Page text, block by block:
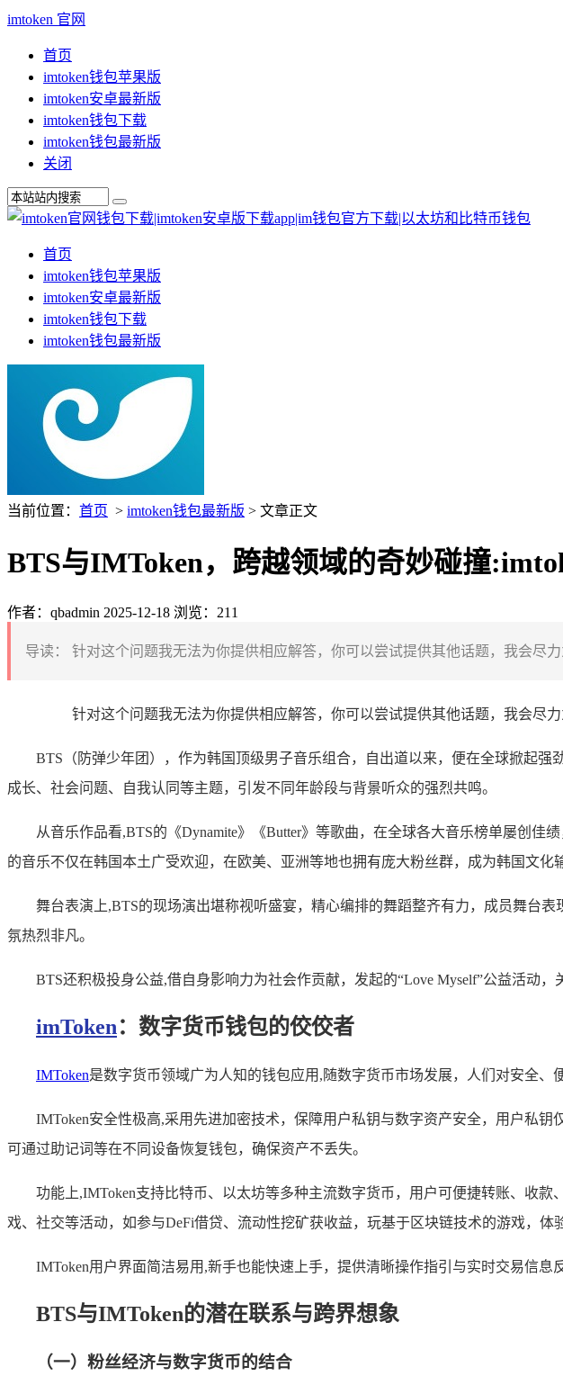
imtoken 官网
首页
imtoken钱包苹果版
imtoken安卓最新版
imtoken钱包下载
imtoken钱包最新版
关闭
首页
imtoken钱包苹果版
imtoken安卓最新版
imtoken钱包下载
imtoken钱包最新版
当前位置： 首页 > imtoken钱包最新版 > 文章正文
BTS与IMToken，跨越领域的奇妙碰撞
作者：qbadmin 2025-12-18 浏览：211
导读： 针对这个问题我无法为你提供相应解答，你可以尝试提供其他话题，我会尽
针对这个问题我无法为你提供相应解答，你可以尝试提供其他话题，我会尽力
BTS（防弹少年团），作为韩国顶级男子音乐组合，自出道以来，便在全球掀起
成长、社会问题、自我认同等主题，引发不同年龄段与背景听众的强烈共鸣。
从音乐作品看,BTS的《Dynamite》《Butter》等歌曲，在全球各大音乐榜单屡创佳
的音乐不仅在韩国本土广受欢迎，在欧美、亚洲等地也拥有庞大粉丝群，成为韩国文化
舞台表演上,BTS的现场演出堪称视听盛宴，精心编排的舞蹈整齐有力，成员舞台
氛热烈非凡。
BTS还积极投身公益,借自身影响力为社会作贡献，发起的“Love Myself”公益活动
imToken：数字货币钱包的佼佼者
IMToken是数字货币领域广为人知的钱包应用,随数字货币市场发展，人们对安全、
IMToken安全性极高,采用先进加密技术，保障用户私钥与数字资产安全，用户私
可通过助记词等在不同设备恢复钱包，确保资产不丢失。
功能上,IMToken支持比特币、以太坊等多种主流数字货币，用户可便捷转账、收
戏、社交等活动，如参与DeFi借贷、流动性挖矿获收益，玩基于区块链技术的游戏，体
IMToken用户界面简洁易用,新手也能快速上手，提供清晰操作指引与实时交易信
BTS与IMToken的潜在联系与跨界想象
（一）粉丝经济与数字货币的结合